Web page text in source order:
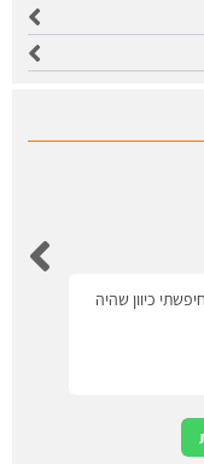
כיוון שהיה